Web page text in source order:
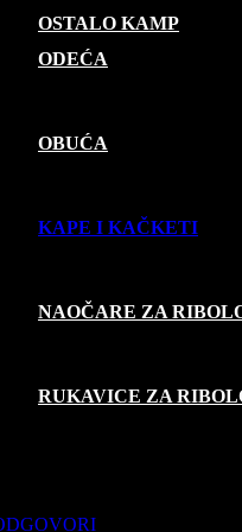
OSTALO KAMP
ODEĆA
OBUĆA
KAPE I KAČKETI
NAOČARE ZA
RUKAVICE ZA